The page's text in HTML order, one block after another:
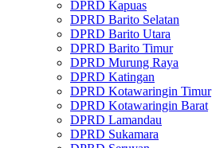
DPRD Kapuas
DPRD Barito Selatan
DPRD Barito Utara
DPRD Barito Timur
DPRD Murung Raya
DPRD Katingan
DPRD Kotawaringin Timur
DPRD Kotawaringin Barat
DPRD Lamandau
DPRD Sukamara